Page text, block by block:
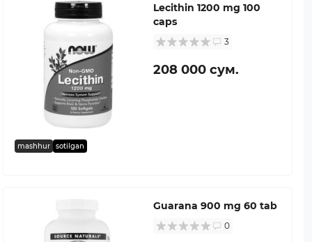
mashhur sotilgan
Lecithin 1200 mg 100
caps
3
208 000 сум.
Guarana 900 mg 60 tab
0